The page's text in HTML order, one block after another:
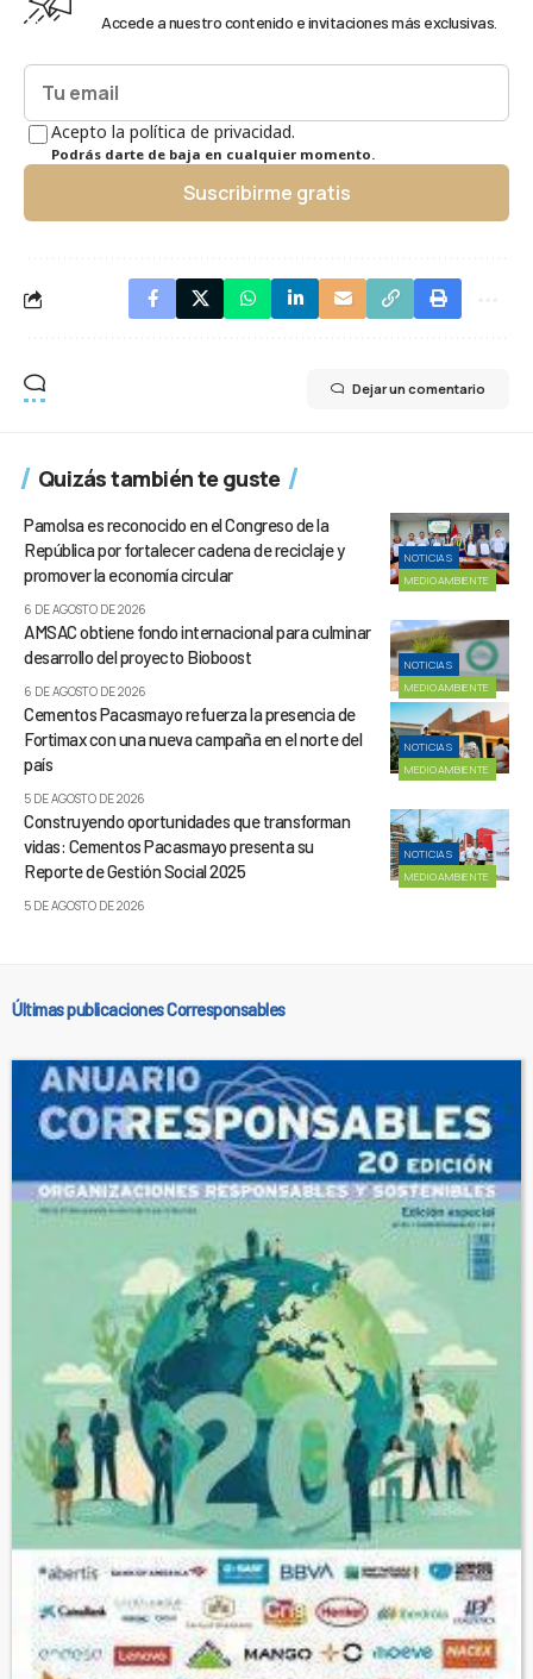
Accede a nuestro contenido e invitaciones más exclusivas.
Acepto la política de privacidad.
Podrás darte de baja en cualquier momento.
Suscribirme gratis
Dejar un comentario
Quizás también te guste
NOTICIAS
MEDIOAMBIENTE
Pamolsa es reconocido en el Congreso de la
República por fortalecer cadena de reciclaje y
promover la economía circular
6 DE AGOSTO DE 2026
NOTICIAS
MEDIOAMBIENTE
AMSAC obtiene fondo internacional para culminar
desarrollo del proyecto Bioboost
6 DE AGOSTO DE 2026
NOTICIAS
MEDIOAMBIENTE
Cementos Pacasmayo refuerza la presencia de
Fortimax con una nueva campaña en el norte del
país
5 DE AGOSTO DE 2026
NOTICIAS
MEDIOAMBIENTE
Construyendo oportunidades que transforman
vidas: Cementos Pacasmayo presenta su
Reporte de Gestión Social 2025
5 DE AGOSTO DE 2026
Últimas publicaciones Corresponsables